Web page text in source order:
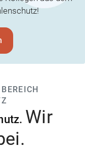
Wir